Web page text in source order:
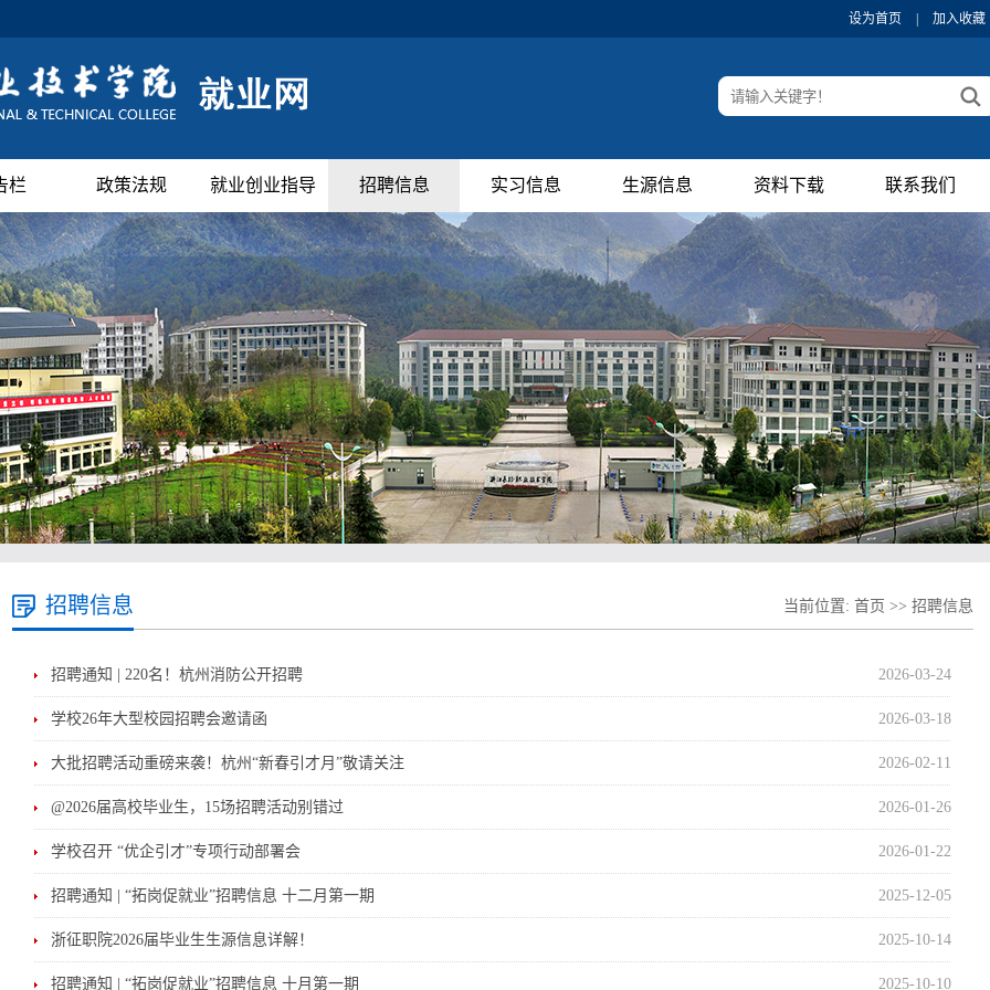
设为首页 加入收藏
栏 政策法规 就业创业指导 招聘信息 实习信息 生源信息 资料下载 联系我们
招聘信息 当前位置: 首页 >> 招聘信息
招聘通知 | 220名！杭州消防公开招聘 2026-03-24
学校26年大型校园招聘会邀请函 2026-03-18
大批招聘活动重磅来袭！杭州“新春引才月”敬请关注 2026-02-11
@2026届高校毕业生，15场招聘活动别错过 2026-01-26
学校召开 “优企引才”专项行动部署会 2026-01-22
招聘通知 | “拓岗促就业”招聘信息 十二月第一期 2025-12-05
浙征职院2026届毕业生生源信息详解！ 2025-10-14
招聘通知 | “拓岗促就业”招聘信息 十月第一期 2025-10-10